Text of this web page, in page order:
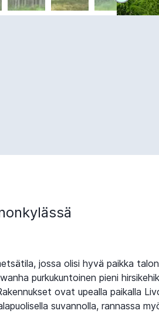
jossa olisi hyvä paikka
purkukuntoinen pieni
ovat upealla paikalla
suvannolla, rannassa